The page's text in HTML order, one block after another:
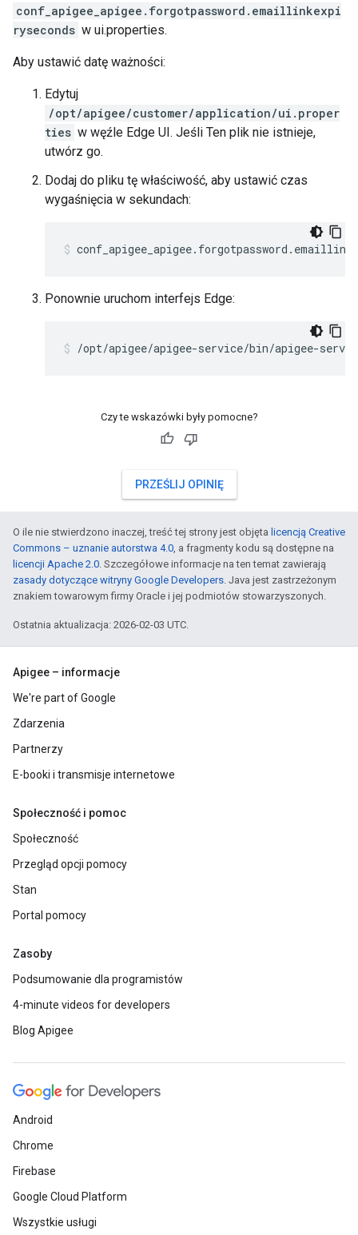
conf_apigee_apigee.forgotpassword.emaillinkexpi
ryseconds w ui.properties.
Aby ustawić datę ważności:
Edytuj
/opt/apigee/customer/application/ui.proper
ties w węźle Edge UI. Jeśli Ten plik nie istnieje,
utwórz go.
Dodaj do pliku tę właściwość, aby ustawić czas
wygaśnięcia w sekundach:
Ponownie uruchom interfejs Edge:
/opt/apigee/apigee-service/bin/apigee-
Czy te wskazówki były pomocne?
PRZEŚLIJ OPINIĘ
O ile nie stwierdzono inaczej, treść tej strony jest objęta licencją Creative
Commons – uznanie autorstwa 4.0, a fragmenty kodu są dostępne na
licencji Apache 2.0. Szczegółowe informacje na ten temat zawierają
zasady dotyczące witryny Google Developers. Java jest zastrzeżonym
znakiem towarowym firmy Oracle i jej podmiotów stowarzyszonych.
Ostatnia aktualizacja: 2026-02-03 UTC.
Apigee – informacje
We're part of Google
Zdarzenia
Partnerzy
E-booki i transmisje internetowe
Społeczność i pomoc
Społeczność
Przegląd opcji pomocy
Stan
Portal pomocy
Zasoby
Podsumowanie dla programistów
4-minute videos for developers
Blog Apigee
Android
Chrome
Firebase
Google Cloud Platform
Wszystkie usługi